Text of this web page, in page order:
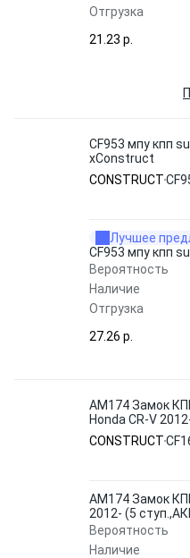
Отгрузка
21.23 p.
CF953 мпу кпп
xConstruct
CONSTRUCT
Лучшее
CF953 мпу кпп
Вероятность
Наличие
Отгрузка
27.26 p.
АМ174 Замок
Honda CR-V
CONSTRUCT
АМ174 Замок
2012- (5
Вероятность
Наличие